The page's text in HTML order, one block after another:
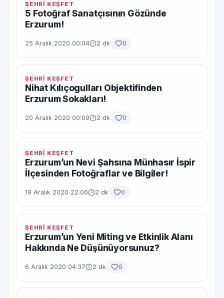
ŞEHRİ KEŞFET
5 Fotoğraf Sanatçısının Gözünde
Erzurum!
25 Aralık 2020 00:04 2 dk 0
ŞEHRİ KEŞFET
Nihat Kılıçogulları Objektifinden
Erzurum Sokakları!
20 Aralık 2020 00:09 2 dk 0
ŞEHRİ KEŞFET
Erzurum’un Nevi Şahsına Münhasır İspir
İlçesinden Fotoğraflar ve Bilgiler!
19 Aralık 2020 22:06 2 dk 0
ŞEHRİ KEŞFET
Erzurum’un Yeni Miting ve Etkinlik Alanı
Hakkında Ne Düşünüyorsunuz?
6 Aralık 2020 04:37 2 dk 0